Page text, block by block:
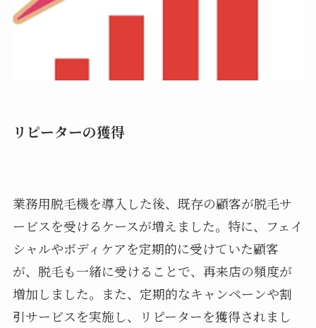
リピーターの獲得
業務用脱毛機を導入した後、既存の顧客が脱毛サ
ービスを受けるケースが増えました。特に、フェイ
シャルやボディケアを定期的に受けていた顧客
が、脱毛も一緒に受けることで、再来店の頻度が
増加しました。また、定期的なキャンペーンや割
引サービスを実施し、リピーターを獲得されまし